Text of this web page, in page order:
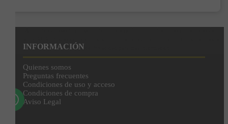
Política de Privacidad para más información.
INFORMACIÓN
Quienes somos
Preguntas frecuentes
Condiciones de uso y acceso
Condiciones de compra
Aviso Legal